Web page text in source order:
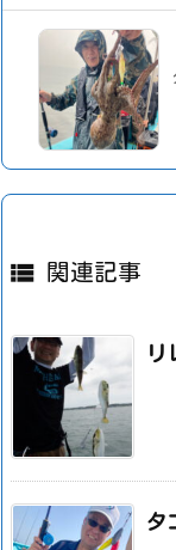
 関連記事
リ
タ